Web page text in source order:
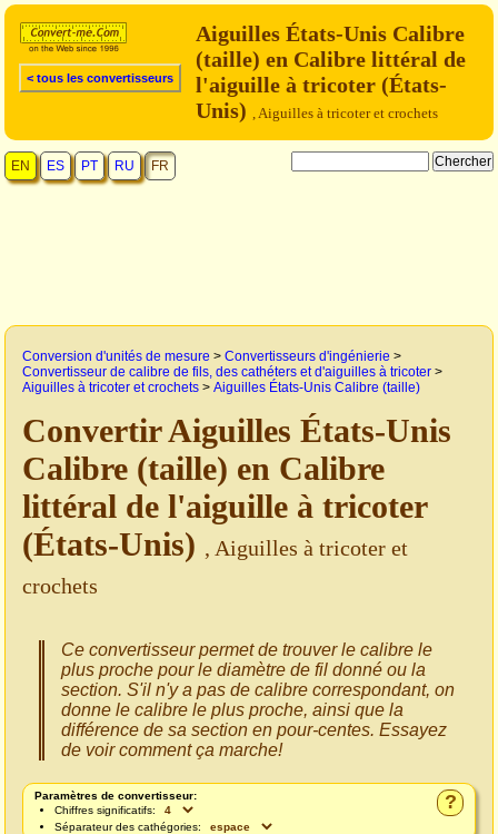
< tous les convertisseurs
Aiguilles États-Unis Calibre
(taille) en Calibre littéral de
l'aiguille à tricoter (États-
Unis) , Aiguilles à tricoter et crochets
EN ES PT RU FR
Conversion d'unités de mesure > Convertisseurs d'ingénierie >
Convertisseur de calibre de fils, des cathéters et d'aiguilles à tricoter >
Aiguilles à tricoter et crochets > Aiguilles États-Unis Calibre (taille)
Convertir Aiguilles États-Unis
Calibre (taille) en Calibre
littéral de l'aiguille à tricoter
(États-Unis) , Aiguilles à tricoter et
crochets
Ce convertisseur permet de trouver le calibre le
plus proche pour le diamètre de fil donné ou la
section. S'il n'y a pas de calibre correspondant, on
donne le calibre le plus proche, ainsi que la
différence de sa section en pour-centes. Essayez
de voir comment ça marche!
?
Paramètres de convertisseur:
Chiffres significatifs:
Séparateur des cathégories: